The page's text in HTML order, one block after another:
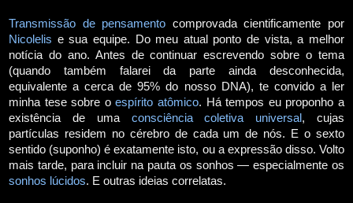
Transmissão de pensamento comprovada cientificamente por
Nicolelis e sua equipe. Do meu atual ponto de vista, a melhor
notícia do ano. Antes de continuar escrevendo sobre o tema
(quando também falarei da parte ainda desconhecida,
equivalente a cerca de 95% do nosso DNA), te convido a ler
minha tese sobre oespírito atômico. Há tempos eu proponho a
existência de uma consciência coletiva universal, cujas
partículas residem no cérebro de cada um de nós. E o sexto
sentido (suponho) é exatamente isto, ou a expressão disso. Volto
mais tarde, para incluir na pauta os sonhos — especialmente os
sonhos lúcidos. E outras ideias correlatas.